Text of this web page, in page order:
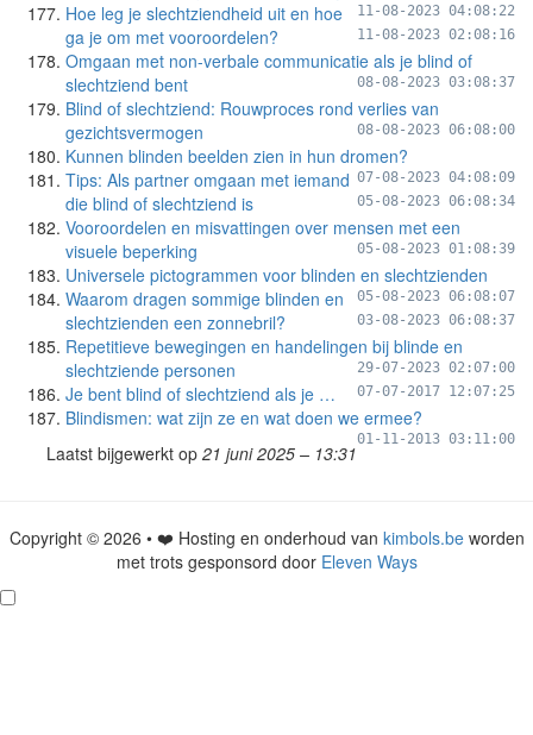
11-08-2023 04:08:22
Hoe leg je slechtziendheid uit en hoe
ga je om met vooroordelen?
11-08-2023 02:08:16
Omgaan met non-verbale communicatie als je blind of
slechtziend bent
08-08-2023 03:08:37
Blind of slechtziend: Rouwproces rond verlies van
gezichtsvermogen
08-08-2023 06:08:00
Kunnen blinden beelden zien in hun dromen?
07-08-2023 04:08:09
Tips: Als partner omgaan met iemand
die blind of slechtziend is
05-08-2023 06:08:34
Vooroordelen en misvattingen over mensen met een
visuele beperking
05-08-2023 01:08:39
Universele pictogrammen voor blinden en slechtzienden
05-08-2023 06:08:07
Waarom dragen sommige blinden en
slechtzienden een zonnebril?
03-08-2023 06:08:37
Repetitieve bewegingen en handelingen bij blinde en
slechtziende personen
29-07-2023 02:07:00
Je bent blind of slechtziend als je … 07-07-2017 12:07:25
Blindismen: wat zijn ze en wat doen we ermee?
01-11-2013 03:11:00
Laatst bijgewerkt op 21 juni 2025 – 13:31
Copyright © 2026 • ❤️ Hosting en onderhoud van kimbols.beworden
met trots gesponsord door Eleven Ways